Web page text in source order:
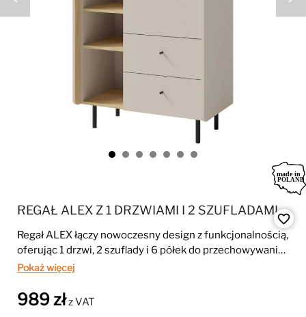
REGAŁ ALEX Z 1 DRZWIAMI I 2 SZUFLADAMI
Regał ALEX łączy nowoczesny design z funkcjonalnością,
oferując 1 drzwi, 2 szuflady i 6 półek do przechowywania
książek, dekoracji i drobnych przedmiotów. Dzięki
idealnie pasuje do pokoju młodzieżowego, salonu czy
przedpokoju.
Pokaż więcej
989 złz VAT
favorite_border